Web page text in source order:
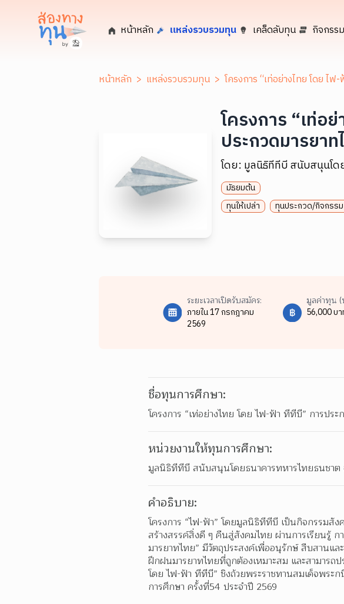
หน้าหลัก แหล่งรวบรวมทุน เคล็ดลับทุน กิจกรร
หน้าหลัก > แหล่งรวบรวมทุน > โครงการ “เท่อย่างไทย โดย ไ
โครงการ “เท่อ
ประกวดมารยา
โดย: มูลนิธิทีทีบี สนับสนุนโด
มัธยมต้น
ทุนให้เปล่า
ทุนประกวด/กิจกรรม
ระยะเวลาเปิดรับสมัคร:
ภายใน 17 กรกฎาคม
2569
มูลค่าทุน (
56,000 บ
ชื่อทุนการศึกษา:
โครงการ “เท่อย่างไทย โดย ไฟ-ฟ้า ทีทีบี” การประ
หน่วยงานให้ทุนการศึกษา:
มูลนิธิทีทีบี สนับสนุนโดยธนาคารทหารไทยธนชาต
คำอธิบาย:
โครงการ “ไฟ-ฟ้า” โดยมูลนิธิทีทีบี เป็นกิจกรรมสัง
สร้างสรรค์สิ่งดี ๆ คืนสู่สังคมไทย ผ่านการเรียนรู้ ก
มารยาทไทย” มีวัตถุประสงค์เพื่ออนุรักษ์ สืบสานแ
ฝึกฝนมารยาทไทยที่ถูกต้องเหมาะสม และสามารถป
โดย ไฟ-ฟ้า ทีทีบี” ชิงถ้วยพระราชทานสมเด็จพระ
การศึกษา ครั้งที่54 ประจำปี 2569